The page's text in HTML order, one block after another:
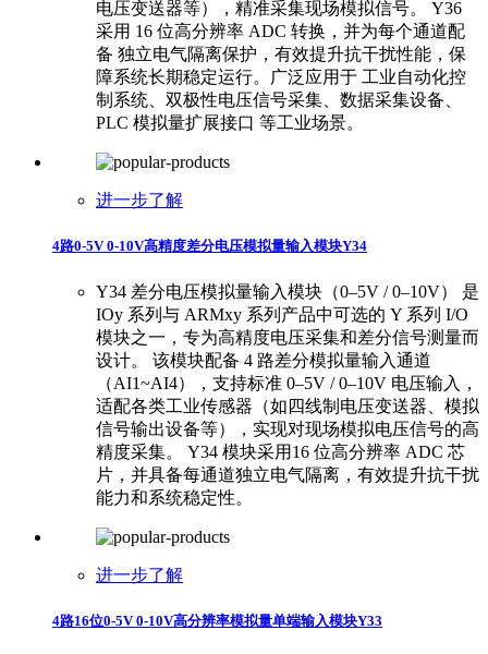
电压变送器等），精准采集现场模拟信号。 ​ ​Y36
采用 16 位高分辨率 ADC 转换，并为每个通道配
备 独立电气隔离保护，有效提升抗干扰性能，保
障系统长期稳定运行。广泛应用于 工业自动化控
制系统、双极性电压信号采集、数据采集设备、
PLC 模拟量扩展接口 等工业场景。
进一步了解
4路0-5V 0-10V高精度差分电压模拟量输入模块Y34
Y34 差分电压模拟量输入模块（0–5V / 0–10V） 是
IOy 系列与 ARMxy 系列产品中可选的 Y 系列 I/O
模块之一，专为高精度电压采集和差分信号测量而
设计。 该模块配备 4 路差分模拟量输入通道
（AI1~AI4），支持标准 0–5V / 0–10V 电压输入，
适配各类工业传感器（如四线制电压变送器、模拟
信号输出设备等），实现对现场模拟电压信号的高
精度采集。 Y34 模块采用16 位高分辨率 ADC 芯
片，并具备每通道独立电气隔离，有效提升抗干扰
能力和系统稳定性。
进一步了解
4路16位0-5V 0-10V高分辨率模拟量单端输入模块Y33